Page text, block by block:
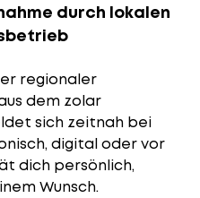
durch lokalen
regionaler
dem zolar
sich zeitnah bei
digital oder vor
dich persönlich,
Wunsch.